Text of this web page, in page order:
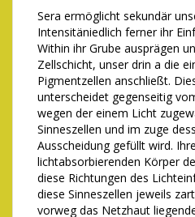
Sera ermöglicht sekundär
Intensitäniedlich ferner ihr
Within ihr Grube ausprägen
Zellschicht, unser drin a die
Pigmentzellen anschließt.
unterscheidet gegenseitig
wegen der einem Licht
Sinneszellen und im zuge
Ausscheidung gefüllt wird.
lichtabsorbierenden Körper
diese Richtungen des
diese Sinneszellen jeweils
vorweg das Netzhaut